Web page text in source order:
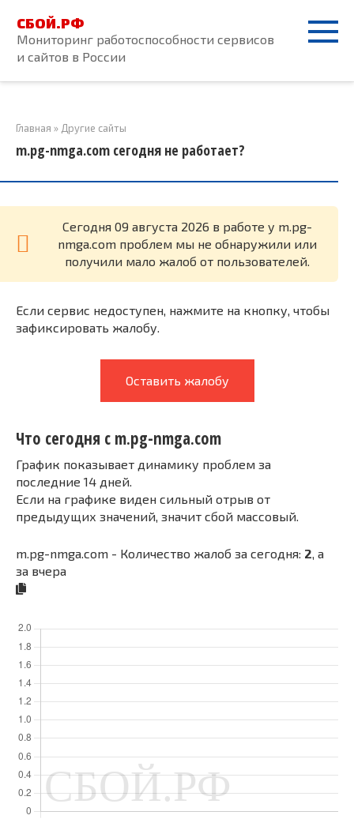
контенту
СБОЙ.РФ
Мониторинг работоспособности сервисов
и сайтов в России
Главная » Другие сайты
m.pg-nmga.com сегодня не работает?
Cегодня 09 августа 2026 в работе у m.pg-
nmga.com проблем мы не обнаружили или
получили мало жалоб от пользователей.
Если сервис недоступен, нажмите на кнопку, чтобы
зафиксировать жалобу.
Оставить жалобу
Что сегодня с m.pg-nmga.com
График показывает динамику проблем за
последние 14 дней.
Если на графике виден сильный отрыв от
предыдущих значений, значит сбой массовый.
m.pg-nmga.com - Количество жалоб за сегодня: 2 , а
за вчера